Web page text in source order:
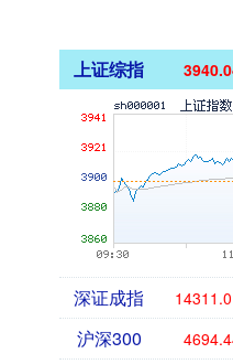
上证综指
深证成指
沪深300